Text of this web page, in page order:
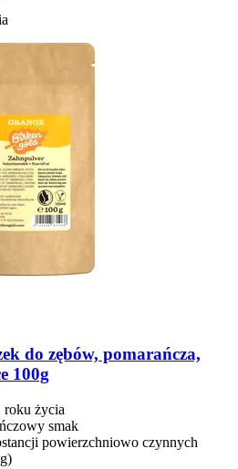
do zębów, pomarańcza,
100g
roku życia
smak
powierzchniowo czynnych